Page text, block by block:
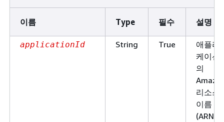
이름 Type 필수 설명
applicationId String True
애플리
케이션
의
리소스
이름
(ARN)입